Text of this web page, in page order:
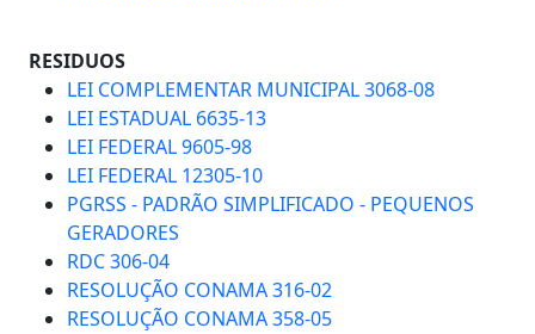
RESIDUOS
LEI COMPLEMENTAR MUNICIPAL 3068-08
LEI ESTADUAL 6635-13
LEI FEDERAL 9605-98
LEI FEDERAL 12305-10
PGRSS - PADRÃO SIMPLIFICADO - PEQUENOS
GERADORES
RDC 306-04
RESOLUÇÃO CONAMA 316-02
RESOLUÇÃO CONAMA 358-05